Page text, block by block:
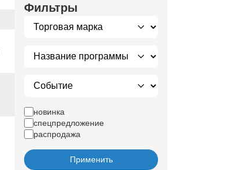
Фильтры
новинка
спецпредложение
распродажа
Применить